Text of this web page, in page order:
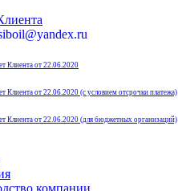
Клиента от 22.06.2020
Клиента от 22.06.2020 (с условием отсрочки платежа)
Клиента от 22.06.2020 (для бюджетных организаций)